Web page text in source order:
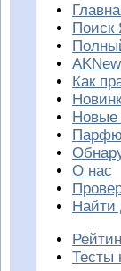
Поиск
Как
О нас
Найти
Тесты